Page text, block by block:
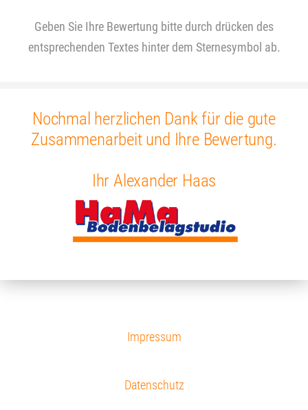
Geben Sie Ihre Bewertung bitte durch drücken des
entsprechenden Textes hinter dem Sternesymbol ab.
Nochmal herzlichen Dank für die gute
Zusammenarbeit und Ihre Bewertung.
Ihr Alexander Haas
Impressum
Datenschutz